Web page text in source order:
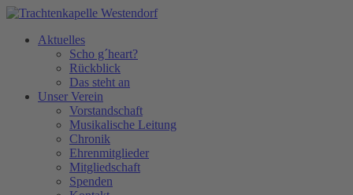
Aktuelles
Scho g´heart?
Rückblick
Das steht an
Unser Verein
Vorstandschaft
Musikalische Leitung
Chronik
Ehrenmitglieder
Mitgliedschaft
Spenden